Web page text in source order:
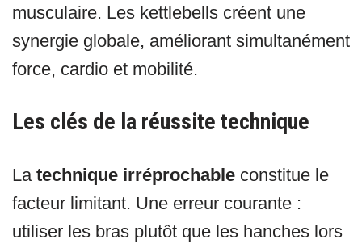
musculaire. Les kettlebells créent une
synergie globale, améliorant simultanément
force, cardio et mobilité.
Les clés de la réussite technique
La technique irréprochable constitue le
facteur limitant. Une erreur courante :
utiliser les bras plutôt que les hanches lors